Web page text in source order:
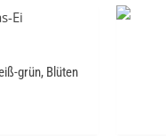
grün, Blüten